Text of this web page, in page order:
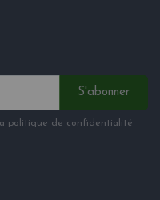
S'abonner
politique de confidentialité